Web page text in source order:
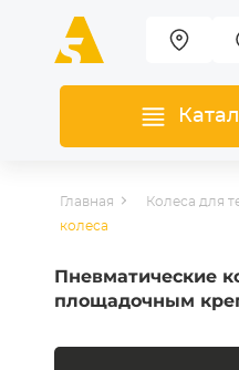
Главная Колеса для
колеса
Пневматические
площадочным